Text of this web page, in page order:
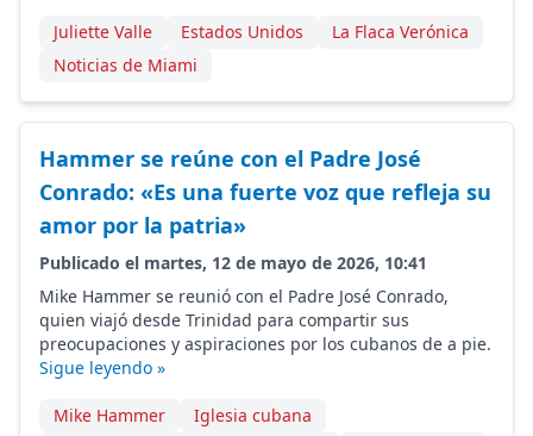
Juliette Valle Estados Unidos
La Flaca Verónica
Noticias de Miami
Hammer se reúne con el Padre José
Conrado: «Es una fuerte voz que refleja su
amor por la patria»
Publicado el martes, 12 de mayo de 2026, 10:41
Mike Hammer se reunió con el Padre José Conrado,
quien viajó desde Trinidad para compartir sus
preocupaciones y aspiraciones por los cubanos de a pie.
Sigue leyendo »
Mike Hammer
Iglesia cubana